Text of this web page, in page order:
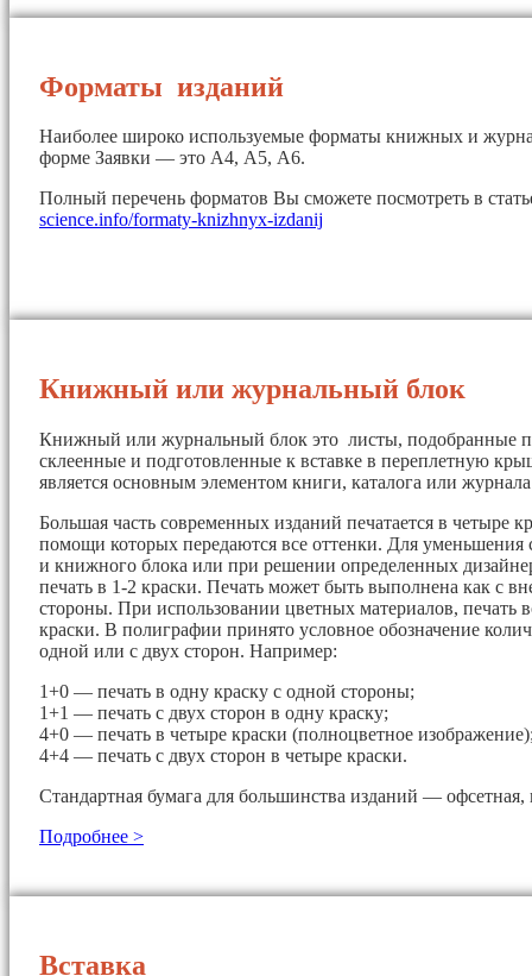
Форматы изданий
Наиболее широко используемые форматы книжных и
форме Заявки — это А4, А5, А6.
Полный перечень форматов Вы сможете посмотреть в
science.info/formaty-knizhnyx-izdanij
Книжный или журнальный блок
Книжный или журнальный блок это листы, подобранные
склеенные и подготовленные к вставке в переплетную
является основным элементом книги, каталога или
Большая часть современных изданий печатается в четыре
помощи которых передаются все оттенки. Для уменьшения
и книжного блока или при решении определенных
печать в 1-2 краски. Печать может быть выполнена как с
стороны. При использовании цветных материалов, печать
краски. В полиграфии принято условное обозначение
одной или с двух сторон. Например:
1+0 — печать в одну краску с одной стороны;
1+1 — печать с двух сторон в одну краску;
4+0 — печать в четыре краски (полноцветное
4+4 — печать с двух сторон в четыре краски.
Стандартная бумага для большинства изданий — офсетная,
Подробнее >
Вставка